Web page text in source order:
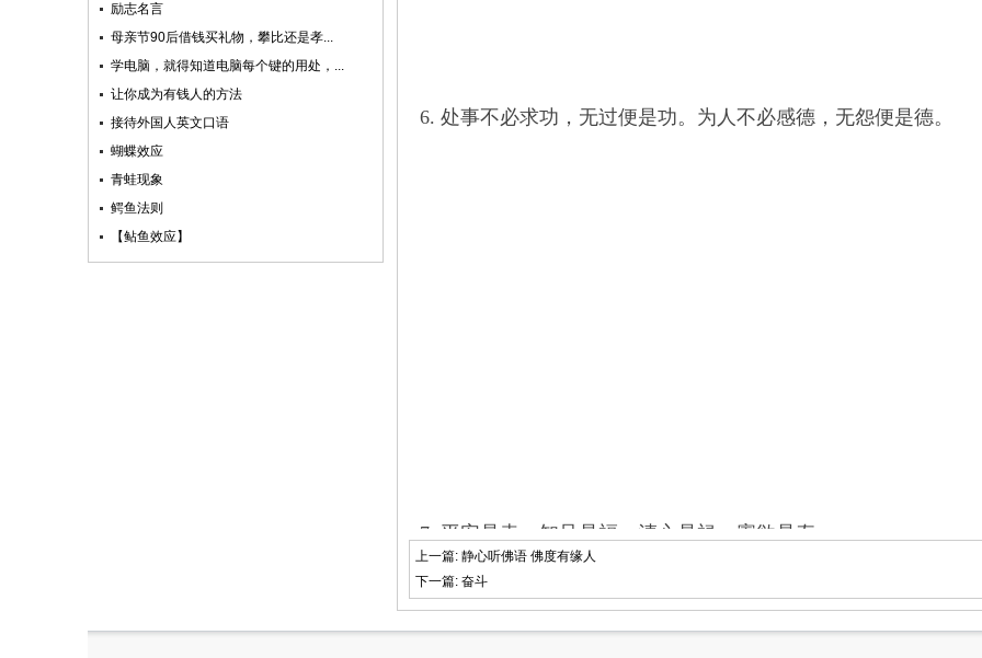
励志名言
母亲节90后借钱买礼物，攀比还是孝...
学电脑，就得知道电脑每个键的用处，...
让你成为有钱人的方法
接待外国人英文口语
蝴蝶效应
青蛙现象
鳄鱼法则
【鲇鱼效应】­
6. 处事不必求功，无过便是功。为人不必感德，无怨便是德。
7. 平安是幸，知足是福，清心是禄，寡欲是寿。
上一篇: 静心听佛语 佛度有缘人
下一篇: 奋斗